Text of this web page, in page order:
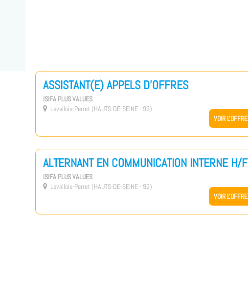
ASSISTANT(E) APPELS D'OFFRES
ISIFA PLUS VALUES
 Levallois-Perret (HAUTS-DE-SEINE - 92)
VOIR L'OFFRE
ALTERNANT EN COMMUNICATION INTERNE H/F
ISIFA PLUS VALUES
 Levallois-Perret (HAUTS-DE-SEINE - 92)
VOIR L'OFFRE